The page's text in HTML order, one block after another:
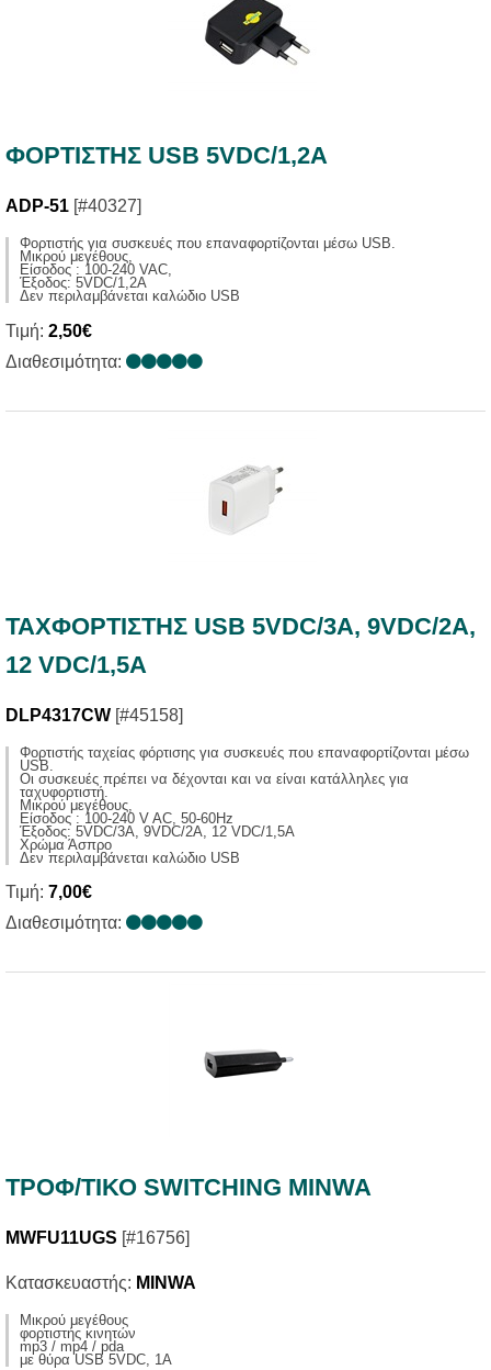
ΦΟΡΤΙΣΤΗΣ USB 5VDC/1,2A
ADP-51 [#40327]
Φορτιστής για συσκευές που επαναφορτίζονται μέσω USB.
Μικρού μεγέθους,
Είσοδος : 100-240 VAC,
Έξοδος: 5VDC/1,2A
Δεν περιλαμβάνεται καλώδιο USB
Τιμή: 2,50€
Διαθεσιμότητα:
ΤΑΧΦΟΡΤΙΣΤΗΣ USB 5VDC/3A, 9VDC/2A,
12 VDC/1,5A
DLP4317CW [#45158]
Φορτιστής ταχείας φόρτισης για συσκευές που επαναφορτίζονται μέσω
USB.
Οι συσκευές πρέπει να δέχονται και να είναι κατάλληλες για
ταχυφορτιστή.
Μικρού μεγέθους,
Είσοδος : 100-240 V AC, 50-60Hz
Έξοδος: 5VDC/3A, 9VDC/2A, 12 VDC/1,5A
Χρώμα Άσπρο
Δεν περιλαμβάνεται καλώδιο USB
Τιμή: 7,00€
Διαθεσιμότητα:
ΤΡΟΦ/ΤΙΚΟ SWITCHING MINWA
MWFU11UGS [#16756]
Κατασκευαστής: MINWA
Μικρού μεγέθους
φορτιστής κινητών
mp3 / mp4 / pda
με θύρα USB 5VDC, 1A